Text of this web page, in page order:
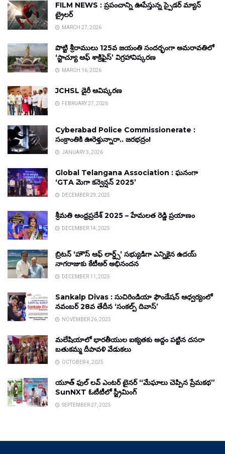
FILM NEWS : ప్రపంచాన్ని ఊపేస్తున్న స్పైడర్ మ్యాన్
ట్రైలర్
MARCH 27, 2026
పొట్టి శ్రీరాములు 125వ జయంతి సందర్భంగా అమరావతిలో
‘స్టాచ్యూ ఆఫ్ శాక్రిఫైస్’ విగ్రహావిష్కరణ
MARCH 16, 2026
JCHSL డైరీ ఆవిష్కరణ
FEBRUARY 27, 2026
Cyberabad Police Commissionerate :
సంక్రాంతికి ఊరెళ్తున్నారా.. జరభద్రం!
JANUARY 3, 2026
Global Telangana Association : ఘనంగా
‘GTA మెగా కన్వెన్షన్ 2025’
DECEMBER 29, 2025
శ్రీమతి ఆంధ్రప్రదేశ్ 2025 – హేమలత రెడ్డి ప్రయాణం
DECEMBER 14, 2025
బ్రిటన్ ‘హౌస్ ఆఫ్ లార్డ్స్’ సభ్యుడిగా ఎన్నికైన ఉదయ్
నాగరాజుకు కేటీఆర్ అభినందన
DECEMBER 11, 2025
Sankalp Divas : సుచిరిండియా ఫౌండేషన్ ఆధ్వర్యంలో
నవంబర్ 28వ తేదీన ‘సంకల్ప్ దివాస్’
NOVEMBER 26, 2025
మలేషియాలో భారతీయుల ఐక్యతకు అద్దం పట్టిన దసరా
బతుకమ్మ దీపావళి వేడుకలు
OCTOBER 4, 2025
యూత్ ఫుల్ లవ్ ఎంటర్ టైనర్ “మేఘాలు చెప్పిన ప్రేమకథ”
SunNXT ఓటీటీలో స్ట్రీమింగ్
SEPTEMBER 27, 2025